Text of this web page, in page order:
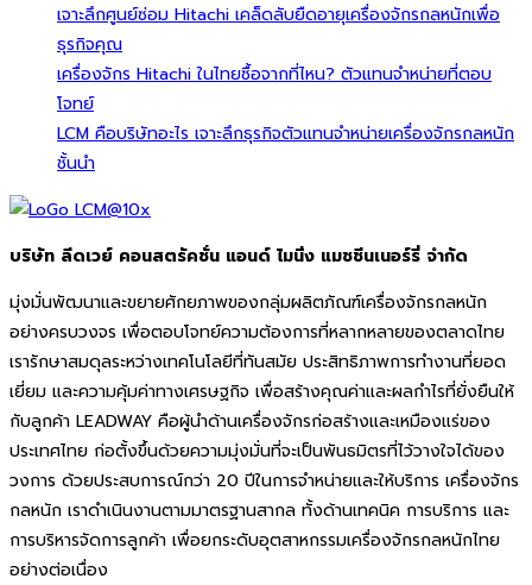
เจาะลึกศูนย์ซ่อม Hitachi เคล็ดลับยืดอายุเครื่องจักรกลหนักเพื่อ
ธุรกิจคุณ
เครื่องจักร Hitachi ในไทยซื้อจากที่ไหน? ตัวแทนจำหน่ายที่ตอบ
โจทย์
LCM คือบริษัทอะไร เจาะลึกธุรกิจตัวแทนจำหน่ายเครื่องจักรกลหนัก
ชั้นนำ
บริษัท ลีดเวย์ คอนสตรัคชั่น แอนด์ ไมนิ่ง แมชชีนเนอร์รี่ จำกัด
มุ่งมั่นพัฒนาและขยายศักยภาพของกลุ่มผลิตภัณฑ์เครื่องจักรกลหนัก
อย่างครบวงจร เพื่อตอบโจทย์ความต้องการที่หลากหลายของตลาดไทย
เรารักษาสมดุลระหว่างเทคโนโลยีที่ทันสมัย ประสิทธิภาพการทำงานที่ยอด
เยี่ยม และความคุ้มค่าทางเศรษฐกิจ เพื่อสร้างคุณค่าและผลกำไรที่ยั่งยืนให้
กับลูกค้า LEADWAY คือผู้นำด้านเครื่องจักรก่อสร้างและเหมืองแร่ของ
ประเทศไทย ก่อตั้งขึ้นด้วยความมุ่งมั่นที่จะเป็นพันธมิตรที่ไว้วางใจได้ของ
วงการ ด้วยประสบการณ์กว่า 20 ปีในการจำหน่ายและให้บริการ เครื่องจักร
กลหนัก เราดำเนินงานตามมาตรฐานสากล ทั้งด้านเทคนิค การบริการ และ
การบริหารจัดการลูกค้า เพื่อยกระดับอุตสาหกรรมเครื่องจักรกลหนักไทย
อย่างต่อเนื่อง